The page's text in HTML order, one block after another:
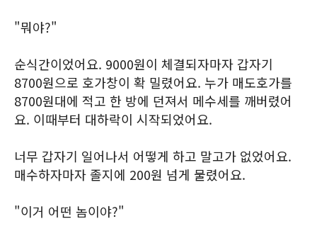
"뭐야?"
순식간이었어요. 9000원이 체결되자마자 갑자기
8700원으로 호가창이 확 밀렸어요. 누가 매도호가를
8700원대에 적고 한 방에 던져서 메수세를 깨버렸어
요. 이때부터 대하락이 시작되었어요.
너무 갑자기 일어나서 어떻게 하고 말고가 없었어요.
매수하자마자 졸지에 200원 넘게 물렸어요.
"이거 어떤 놈이야?"